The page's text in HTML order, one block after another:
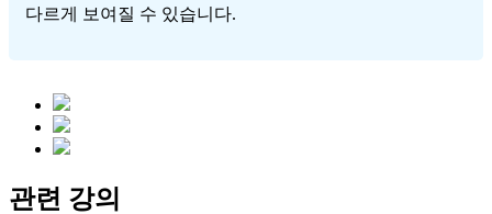
다르게 보여질 수 있습니다.
관련 강의